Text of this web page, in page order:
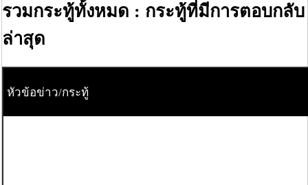
รวมกระทู้ทั้งหมด : กระทู้ที่มีการตอบกลับ
ล่าสุด
หัวข้อข่าว/กระทู้